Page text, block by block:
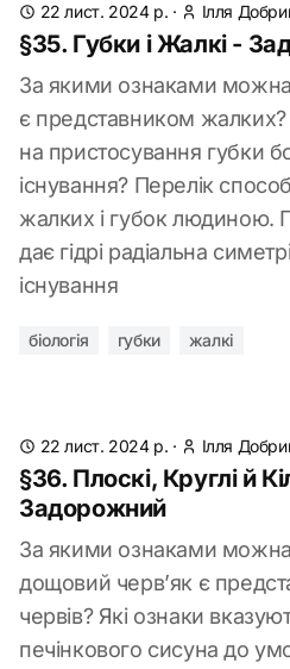
22 лист. 2024 р. · Ілля
§35. Губки і Жалкі -
За якими ознаками можна
є представником жалких?
на пристосування губки
існування? Перелік
жалких і губок людиною.
дає гідрі радіальна
існування
біологія губки жалкі
22 лист. 2024 р. · Ілля
§36. Плоскі, Круглі й
Задорожний
За якими ознаками
дощовий черв’як є
червів? Які ознаки
печінкового сисуна до